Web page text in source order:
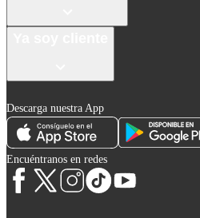
Descarga nuestra App
Encuéntranos en redes